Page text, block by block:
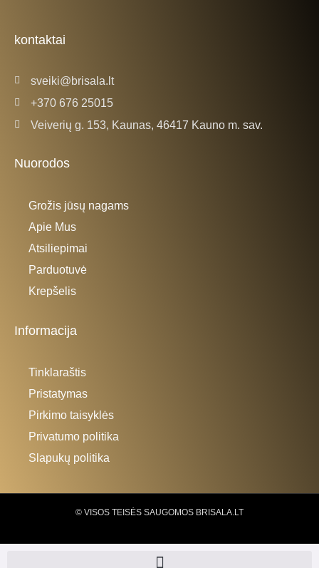
-
f
m
kontaktai
sveiki@brisala.lt
+370 676 25015
Veiverių g. 153, Kaunas, 46417 Kauno m. sav.
Nuorodos
Grožis jūsų nagams
Apie Mus
Atsiliepimai
Parduotuvė
Krepšelis
Informacija
Tinklaraštis
Pristatymas
Pirkimo taisyklės
Privatumo politika
Slapukų politika
© VISOS TEISĖS SAUGOMOS BRISALA.LT